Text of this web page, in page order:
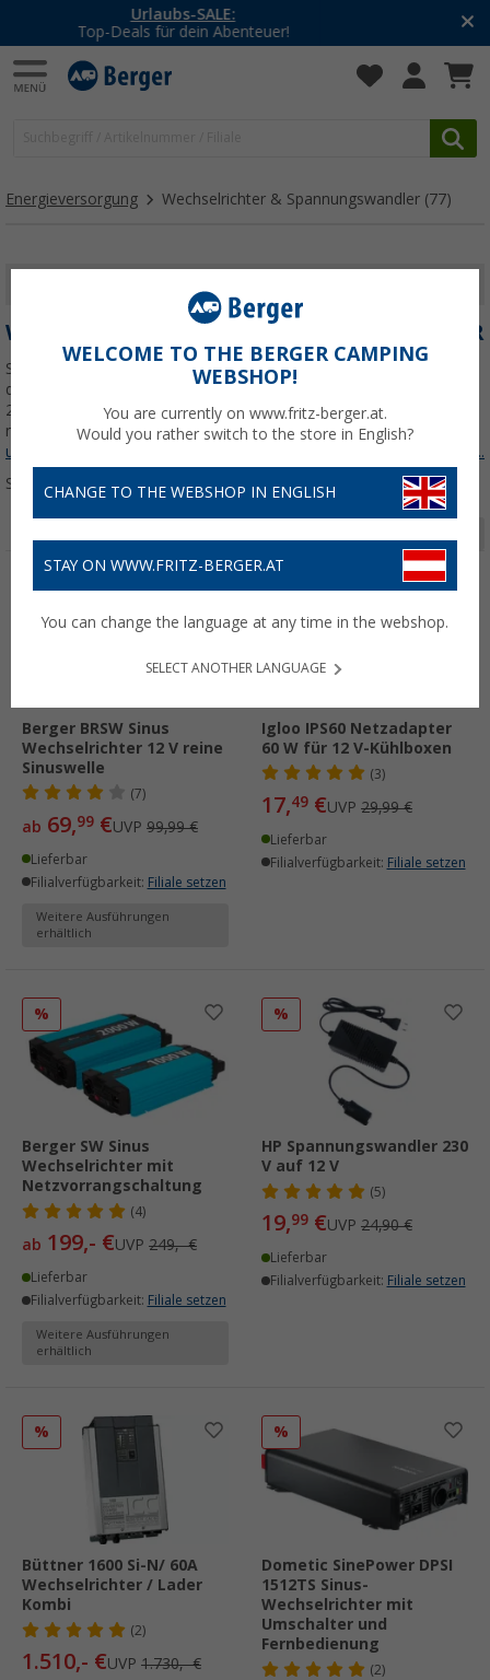
-20% auf Kleidung und Schuhe
Mit dem Aktionscode
Energieversorgung Wechselrichter & Spannungswandler (77)
WECHSELRICHTER & SPANNUNGSWANDLER
Sinus-Wechselrichter und Spannungswandler verwandeln die 12 V
deiner Wohnmobil- oder Wohnwagen-Bordbatterie zuverlässig in
230 V. Ob saubere Sinus-Spannung oder einfache Wechselrichter –
mit Invertern von Büttner, Dometic und Berger Jetzt mehr über
unsere Kategorie
erfahren...
Sortieren:
%
Berger BRSW Sinus
Wechselrichter 12 V reine
Sinuswelle
(7)
ab 69,99 €UVP 99,99 €
Lieferbar
Filialverfügbarkeit: Filiale setzen
Weitere Ausführungen
erhältlich
%
Igloo IPS60 Netzadapter
60 W für 12 V-Kühlboxen
(3)
17,49 €UVP 29,99 €
Lieferbar
Filialverfügbarkeit: Filiale setzen
%
Berger SW Sinus
Wechselrichter mit
Netzvorrangschaltung
(4)
ab 199,- €UVP 249,- €
Lieferbar
Filialverfügbarkeit: Filiale setzen
Weitere Ausführungen
erhältlich
%
HP Spannungswandler 230
V auf 12 V
(5)
19,99 €UVP 24,90 €
Lieferbar
Filialverfügbarkeit: Filiale setzen
%
Büttner 1600 Si-N/ 60A
Wechselrichter / Lader
Kombi
(2)
1.510,- €UVP 1.730,- €
%
Dometic SinePower DPSI
1512TS Sinus-
Wechselrichter mit
Umschalter und
Fernbedienung
(2)
WELCOME TO THE BERGER CAMPING
WEBSHOP!
You are currently on www.fritz-berger.at.
Would you rather switch to the store in English?
CHANGE TO THE WEBSHOP IN ENGLISH
STAY ON WWW.FRITZ-BERGER.AT
You can change the language at any time in the webshop.
SELECT ANOTHER LANGUAGE